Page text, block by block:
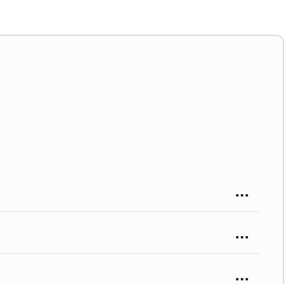
...
...
...